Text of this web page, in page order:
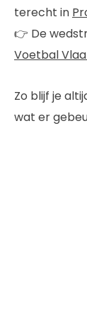
terecht in
👉 De
Voetbal
Zo blijf je
wat er